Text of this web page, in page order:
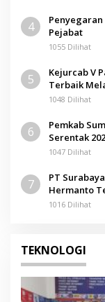
4
Pejabat
1055 Dilihat
5
Kejurcab V
Terbaik
1048 Dilihat
6
Pemkab
Serentak
1047 Dilihat
7
PT
Hermanto
Pamolokan
1016 Dilihat
TEKNOLOGI